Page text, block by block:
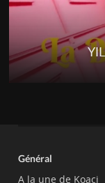
Général
A la une de Koaci